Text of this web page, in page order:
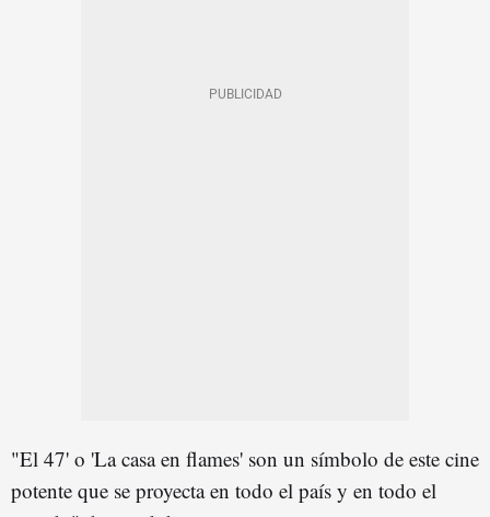
"El 47' o 'La casa en flames' son un símbolo de este cine
potente que se proyecta en todo el país y en todo el